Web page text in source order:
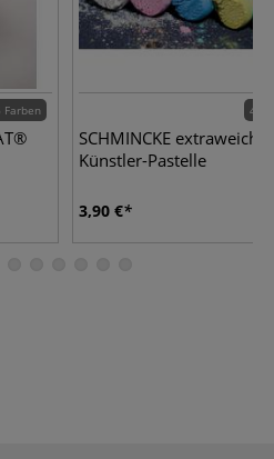
Farben 400
SCHMINCKE extraweiche
Künstler-Pastelle
3,90 €